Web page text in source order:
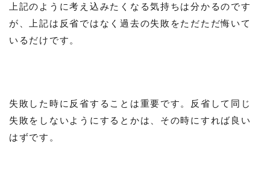
上記のように考え込みたくなる気持ちは分かるのです
が、上記は反省ではなく過去の失敗をただただ悔いて
いるだけです。
失敗した時に反省することは重要です。反省して同じ
失敗をしないようにするとかは、その時にすれば良い
はずです。